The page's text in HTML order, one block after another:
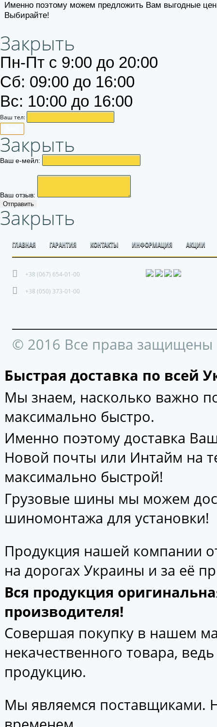
Именно поэтому можем предложить Вам выгодные
Выбирайте!
Закрыть
Пн-Пт с 9:00 до 20:00
Сб: 09:00 до 16:00
Вс: 10:00 до 16:00
Ваш тел:
Закрыть
Ваш е-мейл:
Ваш отзыв:
Отправить
Закрыть
ГЛАВНАЯ ГАРАНТИЯ КОНТАКТЫ ИНФОРМАЦИЯ АКЦИИ
+38 (067) 654-01-00
+38 (050) 373-01-00
© 2016 Все права защищены
Быстрая доставка по всей
Мы знаем, насколько важно
максимально быстро.
Именно поэтому доставка
Новой почты или Интайм на
максимально быстрой!
Грузовые шины мы можем
шиномонтажа для установки!
Продукция нашей компании
на дорогах Украины и за её
Вся продукция
производителя!
Совершая покупку в нашем
некачественного товара,
продукцию.
Мы являемся поставщиками.